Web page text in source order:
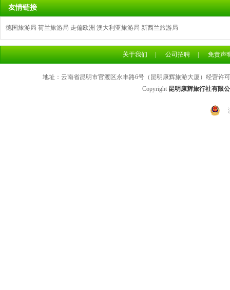
友情链接
德国旅游局 荷兰旅游局 走偏欧洲 澳大利亚旅游局 新西兰旅游局
关于我们 公司招聘 免责声
地址：云南省昆明市官渡区永丰路6号（昆明康辉旅游大厦）经营许
Copyright 昆明康辉旅行社有限